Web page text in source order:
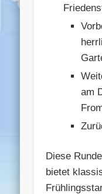
am
Diese
bietet